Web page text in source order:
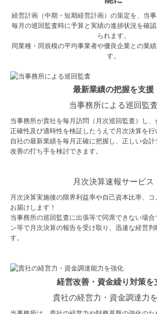
経営計画（中期・短期経営計画）の策定を、当事
毎月の巡回監査時に予算と実績の進捗状況を確
られます。
同業種・同規模の平均事業者や優良企業との業
す。
最新業績の把握を支援
当事務所による巡回監査
当事務所が貴社を毎月訪問（月次巡回監査）し、
正確性及び適時性を検証したうえで月次決算を行
自社の最新業績を毎月正確に把握し、正しい会
改善の打ち手を検討できます。
月次決算速報サービス
月次決算実施後の限界利益率や自己資本比率、
お届けします！
当事務所の巡回監査に出張等で同席できない場合
ン等で月次決算の報告を受け取り、迅速な経営判
す。
経営改善・資金繰り対策を
貴社の経営力・資金調達力